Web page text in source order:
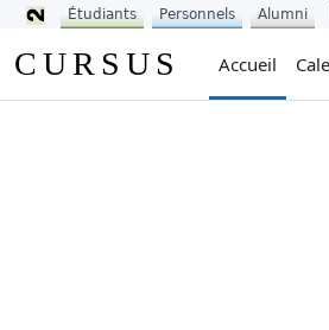
CURSUS Accueil
Étudiants Personnels Alumni